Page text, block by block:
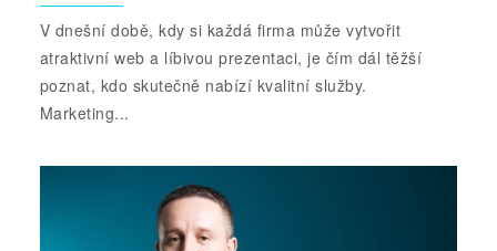
V dnešní době, kdy si každá firma může vytvořit
atraktivní web a líbivou prezentaci, je čím dál těžší
poznat, kdo skutečně nabízí kvalitní služby.
Marketing...